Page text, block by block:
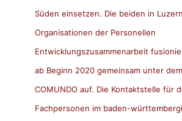
Süden einsetzen. Die beiden in
Organisationen der Personellen
Entwicklungszusammenarbeit
ab Beginn 2020 gemeinsam unter
COMUNDO auf. Die Kontaktstelle für
Fachpersonen im baden-